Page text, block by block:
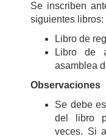
Se inscriben
siguientes libros:
Libro de
Libro de
asamblea
Observaciones
Se debe
del libro
veces. Si